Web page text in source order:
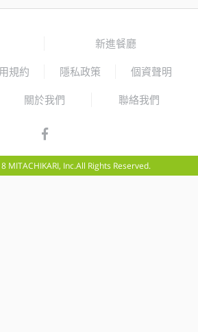
新進餐廳
規約 隱私政策 個資聲明
關於我們 聯絡我們
MITACHIKARI, Inc.All Rights Reserved.